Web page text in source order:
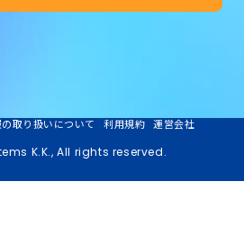
K.K., All rights reserved.
取り扱いについて 利用規約 運営会社